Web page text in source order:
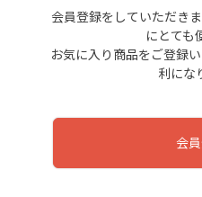
会員登録をしていただき
にとても
お気に入り商品をご登録
利にな
会